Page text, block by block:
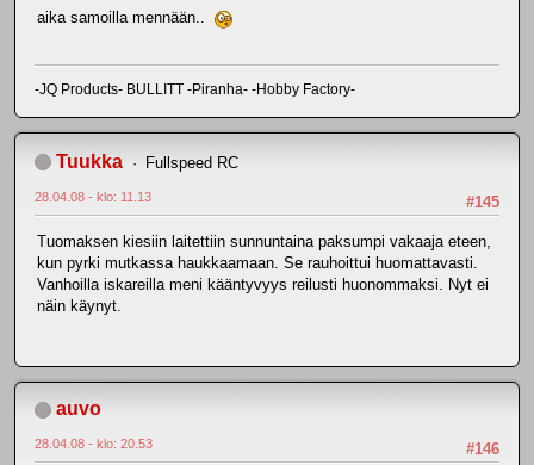
aika samoilla mennään..
-JQ Products- BULLITT -Piranha- -Hobby Factory-
Tuukka Fullspeed RC
#145
28.04.08 - klo: 11.13
Tuomaksen kiesiin laitettiin sunnuntaina paksumpi vakaaja eteen,
kun pyrki mutkassa haukkaamaan. Se rauhoittui huomattavasti.
Vanhoilla iskareilla meni kääntyvyys reilusti huonommaksi. Nyt ei
näin käynyt.
auvo
#146
28.04.08 - klo: 20.53